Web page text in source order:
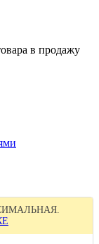
в продажу